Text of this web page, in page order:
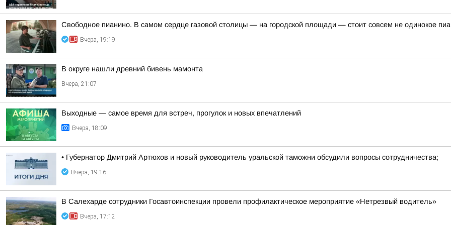
Свободное пианино. В самом сердце газовой столицы — на городской площади — стоит совсем не одинокое
Вчера, 19:19
В округе нашли древний бивень мамонта
Вчера, 21:07
Выходные — самое время для встреч, прогулок и новых впечатлений
Вчера, 18:09
• Губернатор Дмитрий Артюхов и новый руководитель уральской таможни обсудили вопросы сотрудничества;
Вчера, 19:16
В Салехарде сотрудники Госавтоинспекции провели профилактическое мероприятие «Нетрезвый водитель»
Вчера, 17:12